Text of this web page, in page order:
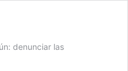
denunciar las